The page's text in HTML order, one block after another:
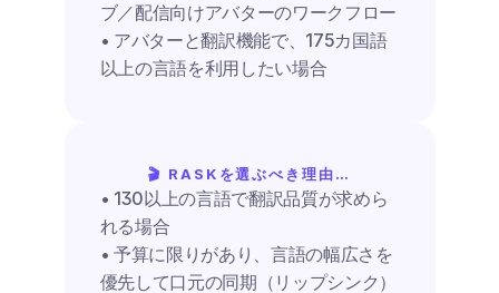
ブ／配信向けアバターのワークフロー
• アバターと翻訳機能で、175カ国語
以上の言語を利用したい場合
🎬 RASKを選ぶべき理由…
• 130以上の言語で翻訳品質が求めら
れる場合
• 予算に限りがあり、言語の幅広さを
優先して口元の同期（リップシンク）